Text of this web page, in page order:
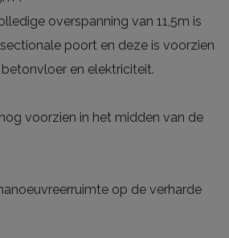
overspanning van 11,5m is
poort en deze is voorzien
en elektriciteit.
voorzien in het midden van de
op de verharde